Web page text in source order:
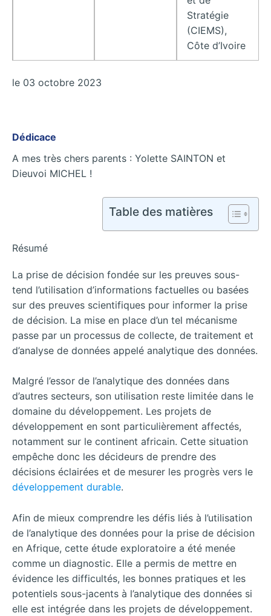
Stratégie
(CIEMS),
Côte d’Ivoire
le 03 octobre 2023
Dédicace
A mes très chers parents : Yolette SAINTON et
Dieuvoi MICHEL !
Table des matières
Résumé
La prise de décision fondée sur les preuves sous-
tend l’utilisation d’informations factuelles ou basées
sur des preuves scientifiques pour informer la prise
de décision. La mise en place d’un tel mécanisme
passe par un processus de collecte, de traitement et
d’analyse de données appelé analytique des données.
Malgré l’essor de l’analytique des données dans
d’autres secteurs, son utilisation reste limitée dans le
domaine du développement. Les projets de
développement en sont particulièrement affectés,
notamment sur le continent africain. Cette situation
empêche donc les décideurs de prendre des
décisions éclairées et de mesurer les progrès vers le
développement durable.
Afin de mieux comprendre les défis liés à l’utilisation
de l’analytique des données pour la prise de décision
en Afrique, cette étude exploratoire a été menée
comme un diagnostic. Elle a permis de mettre en
évidence les difficultés, les bonnes pratiques et les
potentiels sous-jacents à l’analytique des données si
elle est intégrée dans les projets de développement.